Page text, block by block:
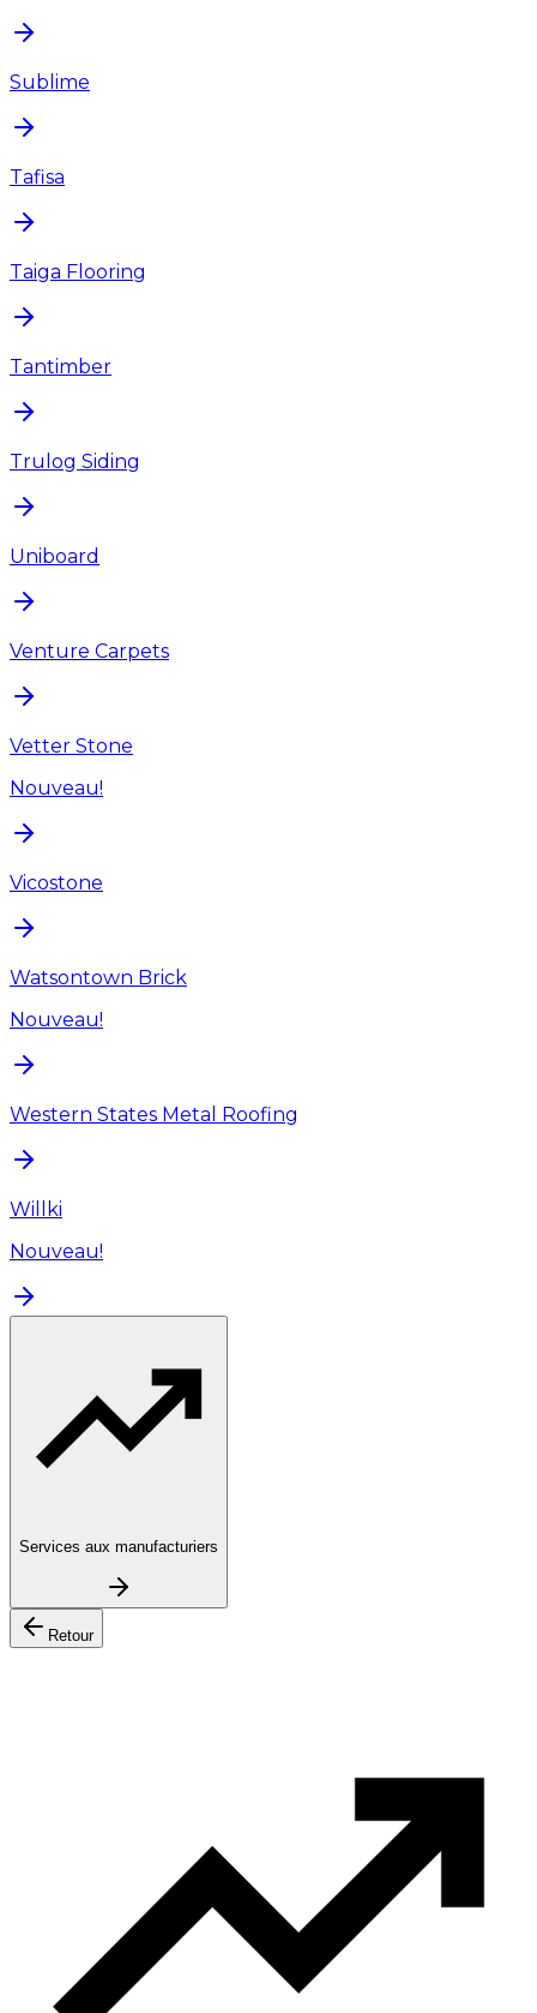
Sublime
Tafisa
Taiga Flooring
Tantimber
Trulog Siding
Uniboard
Venture Carpets
Vetter Stone
Nouveau!
Vicostone
Watsontown Brick
Nouveau!
Western States Metal Roofing
Willki
Nouveau!
Services aux manufacturiers
Retour